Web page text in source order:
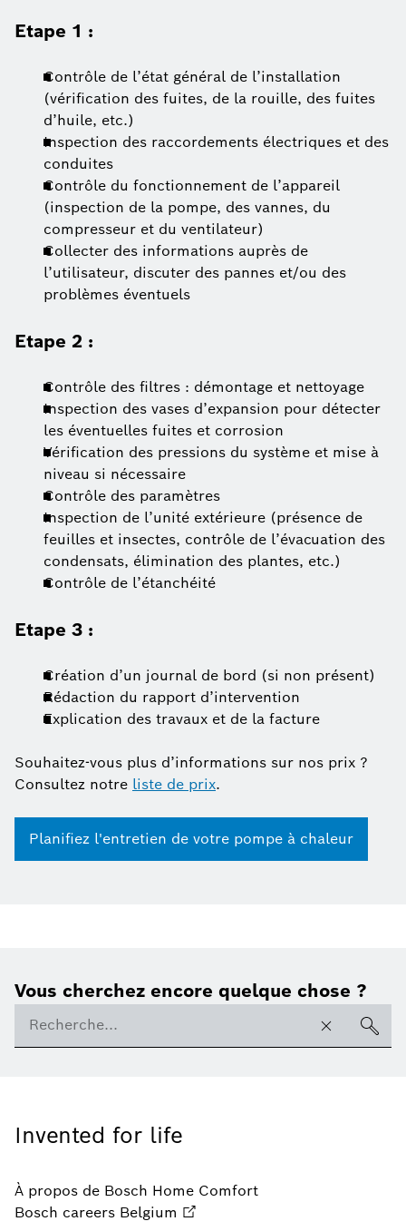
Etape 1 :
Contrôle de l’état général de l’installation
(vérification des fuites, de la rouille, des fuites
d’huile, etc.)
Inspection des raccordements électriques et des
conduites
Contrôle du fonctionnement de l’appareil
(inspection de la pompe, des vannes, du
compresseur et du ventilateur)
Collecter des informations auprès de
l’utilisateur, discuter des pannes et/ou des
problèmes éventuels
Etape 2 :
Contrôle des filtres : démontage et nettoyage
Inspection des vases d’expansion pour détecter
les éventuelles fuites et corrosion
Vérification des pressions du système et mise à
niveau si nécessaire
Contrôle des paramètres
Inspection de l’unité extérieure (présence de
feuilles et insectes, contrôle de l’évacuation des
condensats, élimination des plantes, etc.)
Contrôle de l’étanchéité
Etape 3 :
Création d’un journal de bord (si non présent)
Rédaction du rapport d’intervention
Explication des travaux et de la facture
Souhaitez-vous plus d’informations sur nos prix ?
Consultez notre liste de prix.
Planifiez l'entretien de votre pompe à chaleur
Vous cherchez encore quelque chose ?
Invented for life
À propos de Bosch Home Comfort
Bosch careers Belgium